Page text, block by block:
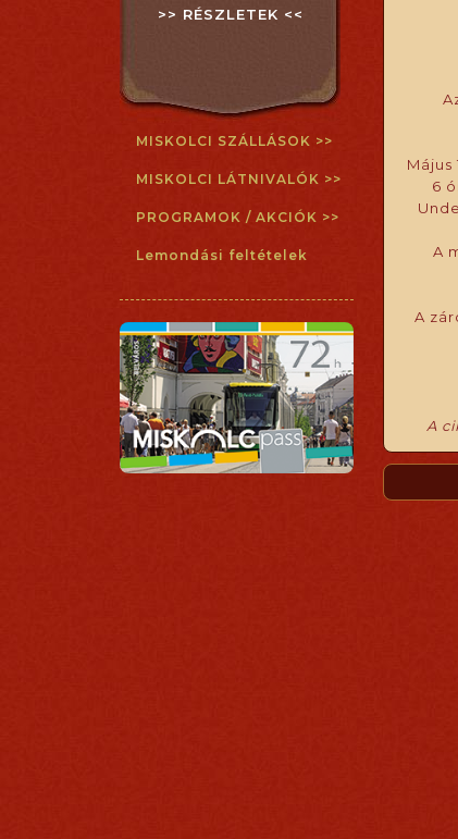
>> RÉSZLETEK <<
MISKOLCI SZÁLLÁSOK >>
MISKOLCI LÁTNIVALÓK >>
PROGRAMOK / AKCIÓK >>
Lemondási feltételek
6
A
A
A